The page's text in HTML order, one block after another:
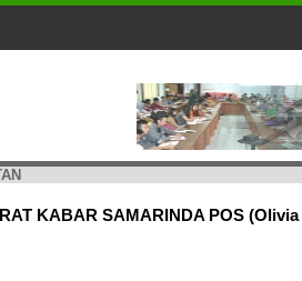
KABAR SAMARINDA POS (Olivia